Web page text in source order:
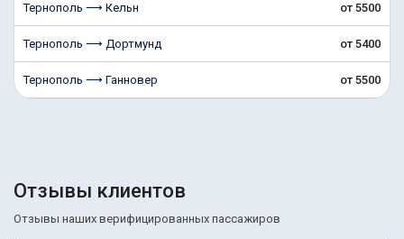
Тернополь ⟶ Кельн от 5500
Тернополь ⟶ Дортмунд от 5400
Тернополь ⟶ Ганновер от 5500
Отзывы клиентов
Отзывы наших верифицированных пассажиров